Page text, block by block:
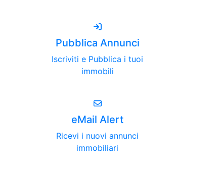
Pubblica Annunci
Iscriviti e Pubblica i tuoi
immobili
eMail Alert
Ricevi i nuovi annunci
immobiliari